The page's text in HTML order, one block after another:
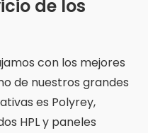
de los
con los mejores
de nuestros grandes
es Polyrey,
HPL y paneles